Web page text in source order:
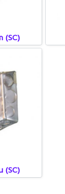
(SC)
(SC)